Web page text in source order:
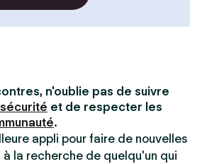
n'oublie pas de suivre
et de respecter les
.
appli pour faire de nouvelles
à la recherche de quelqu'un qui